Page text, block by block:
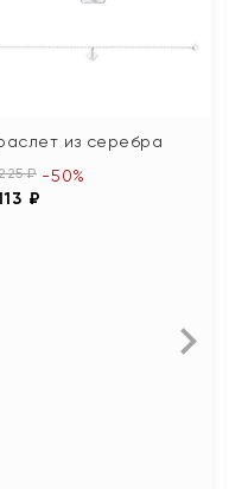
из серебра
₽
₽
-50%